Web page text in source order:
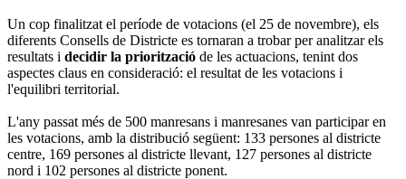
Un cop finalitzat el període de votacions (el 25 de novembre), els
diferents Consells de Districte es tornaran a trobar per analitzar els
resultats i decidir la priorització de les actuacions, tenint dos
aspectes claus en consideració: el resultat de les votacions i
l'equilibri territorial.
L'any passat més de 500 manresans i manresanes van participar en
les votacions, amb la distribució següent: 133 persones al districte
centre, 169 persones al districte llevant, 127 persones al districte
nord i 102 persones al districte ponent.